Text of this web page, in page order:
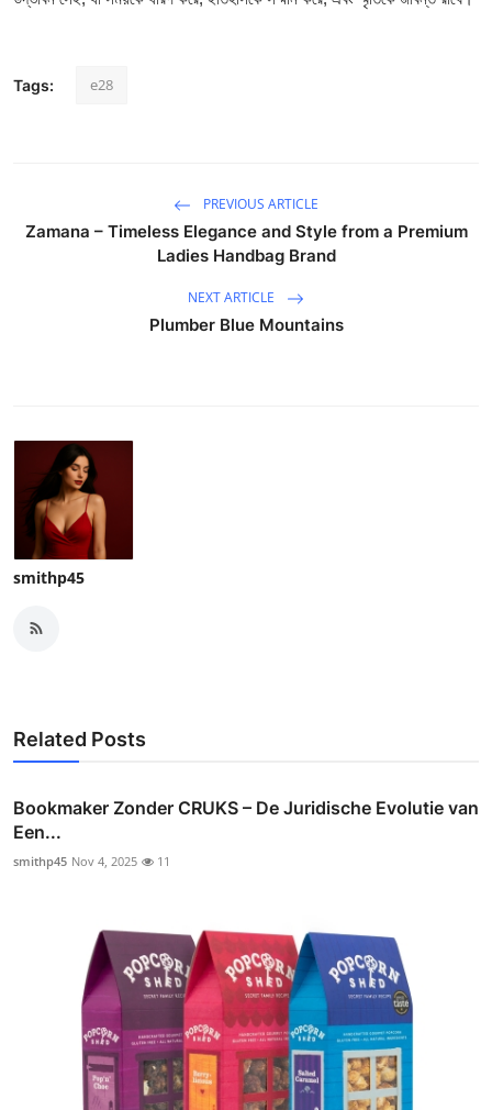
Tags: e28
PREVIOUS ARTICLE
Zamana – Timeless Elegance and Style from a Premium
Ladies Handbag Brand
NEXT ARTICLE
Plumber Blue Mountains
smithp45
Related Posts
Bookmaker Zonder CRUKS – De Juridische Evolutie van
Een...
smithp45 Nov 4, 2025 11